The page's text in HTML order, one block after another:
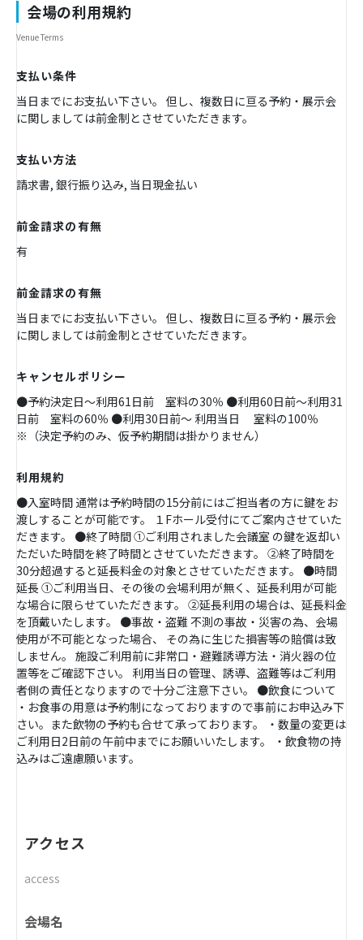
会場の利用規約
Venue Terms
支払い条件
当日までにお支払い下さい。 但し、複数日に亘る予約・展示会
に関しましては前金制とさせていただきます。
支払い方法
請求書, 銀行振り込み, 当日現金払い
前金請求の有無
有
前金請求の有無
当日までにお支払い下さい。 但し、複数日に亘る予約・展示会
に関しましては前金制とさせていただきます。
キャンセルポリシー
●予約決定日～利用61日前 室料の30％ ●利用60日前～利用31
日前 室料の60％ ●利用30日前～ 利用当日 室料の100％
※（決定予約のみ、仮予約期間は掛かりません）
利用規約
●入室時間 通常は予約時間の15分前にはご担当者の方に鍵をお
渡しすることが可能です。 １Fホール受付にてご案内させていた
だきます。 ●終了時間 ①ご利用されました会議室 の鍵を返却い
ただいた時間を終了時間とさせていただきます。 ②終了時間を
30分超過すると延長料金の対象とさせていただきます。 ●時間
延長 ①ご利用当日、その後の会場利用が無く、延長利用が可能
な場合に限らせていただきます。 ②延長利用の場合は、延長料金
を頂戴いたします。 ●事故・盗難 不測の事故・災害の為、会場
使用が不可能となった場合、 その為に生じた損害等の賠償は致
しません。 施設ご利用前に非常口・避難誘導方法・消火器の位
置等をご確認下さい。 利用当日の管理、誘導、盗難等はご利用
者側の責任となりますので十分ご注意下さい。 ●飲食について
・お食事の用意は予約制になっておりますので事前にお申込み下
さい。また飲物の予約も合せて承っております。 ・数量の変更は
ご利用日2日前の午前中までにお願いいたします。 ・飲食物の持
込みはご遠慮願います。
アクセス
access
会場名